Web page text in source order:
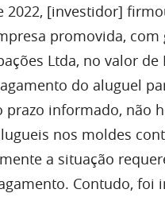
2022, [investidor]
promovida,
Ltda, no valor de
do aluguel
informado, não
nos moldes
a situação
Contudo, foi